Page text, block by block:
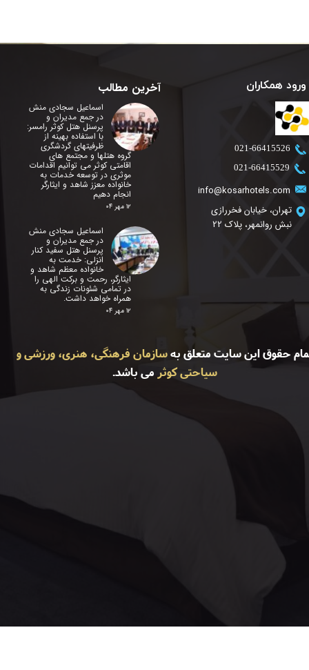
info@kosarhotels.com
تهران، خیابان فخررازی
نبش روانمهر، پلاک 22
​021-66415526
​021-66415529
آخرین مطالب
حقوق این سایت متعلق بهسازمان فرهنگی، هنری، ورزشی و
سیاحتی کوثر می باشد.
اسماعیل سجادی منش
در جمع مدیران و
پرسنل هتل کوثر رامسر:
با استفاده بهینه از
ظرفیتهای گردشگری
گروه هتلها و مجتمع های
اقامتی کوثر می توانیم اقدامات
موثری در توسعه خدمات به
خانواده معزز شاهد و ایثارگر
انجام دهیم
۱۲ مهر ۰۴
اسماعیل سجادی منش
در جمع مدیران و
پرسنل هتل سفید کنار
انزلی: خدمت به
خانواده معظم شاهد و
ایثارگر، رحمت و برکت الهی را
در تمامی شئونات زندگی به
همراه خواهد داشت.
۱۲ مهر ۰۴
ورود همکاران